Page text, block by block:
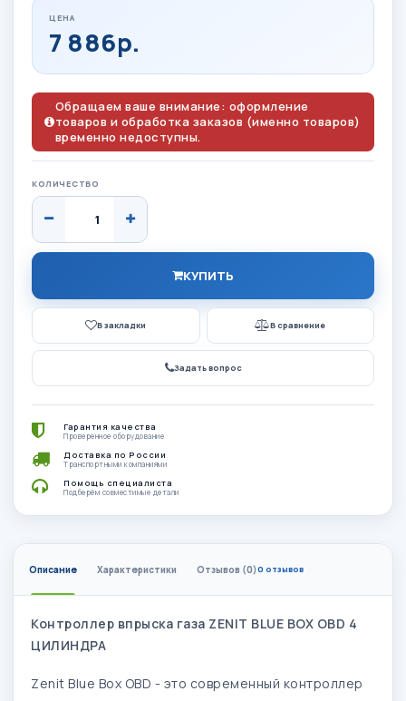
ЦЕНА
7 886р.
Обращаем ваше внимание: оформление
товаров и обработка заказов (именно товаров)
временно недоступны.
КОЛИЧЕСТВО
КУПИТЬ
В закладки В сравнение
Задать вопрос
Гарантия качества
Проверенное оборудование
Доставка по России
Транспортными компаниями
Помощь специалиста
Подберём совместимые детали
Описание Характеристики Отзывов (0)0 отзывов
Контроллер впрыска газа ZENIT BLUE BOX OBD 4
ЦИЛИНДРА
Zenit Blue Box OBD - это современный контроллер